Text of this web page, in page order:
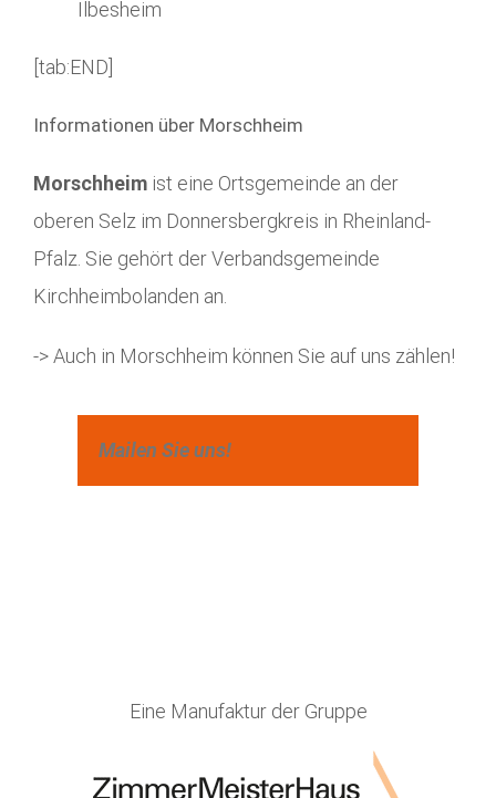
Ilbesheim
[tab:END]
Informationen über Morschheim
Morschheim ist eine Ortsgemeinde an der
oberen Selz im Donnersbergkreis in Rheinland-
Pfalz. Sie gehört der Verbandsgemeinde
Kirchheimbolanden an.
-> Auch in Morschheim können Sie auf uns zählen!
Mailen Sie uns!
Eine Manufaktur der Gruppe